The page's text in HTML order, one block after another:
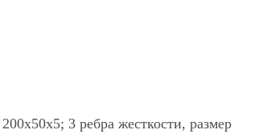
3 ребра жесткости, размер